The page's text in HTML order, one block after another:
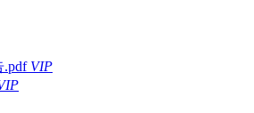
.pdf VIP